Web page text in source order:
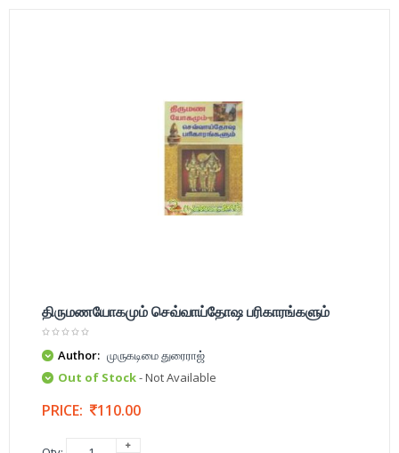
திருமணயோகமும் செவ்வாய்தோஷ பரிகாரங்களும்
Author: முருகடிமை துரைராஜ்
Out of Stock- Not Available
PRICE: 110.00